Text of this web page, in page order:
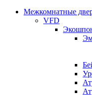
Межкомнатные
VFD